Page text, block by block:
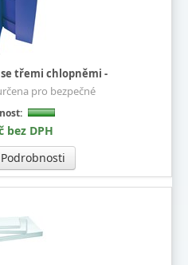
se třemi chlopněmi -
pro bezpečné
bez DPH